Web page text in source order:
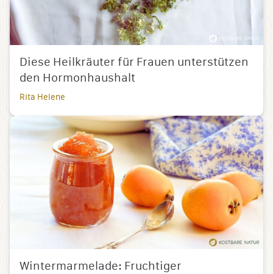
Diese Heilkräuter für Frauen unterstützen
den Hormonhaushalt
Rita Helene
Wintermarmelade: Fruchtiger